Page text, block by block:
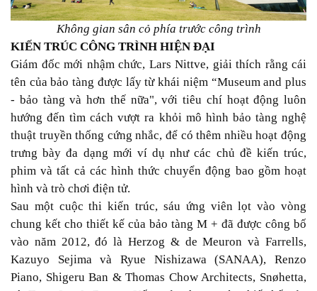
Không gian sân cỏ phía trước công trình
KIẾN TRÚC CÔNG TRÌNH HIỆN ĐẠI
Giám đốc mới nhậm chức, Lars Nittve, giải thích rằng cái
tên của bảo tàng được lấy từ khái niệm “Museum and plus
- bảo tàng và hơn thế nữa", với tiêu chí hoạt động luôn
hướng đến tìm cách vượt ra khỏi mô hình bảo tàng nghệ
thuật truyền thống cứng nhắc, để có thêm nhiều hoạt động
trưng bày đa dạng mới ví dụ như các chủ đề kiến trúc,
phim và tất cả các hình thức chuyển động bao gồm hoạt
hình và trò chơi điện tử.
Sau một cuộc thi kiến ​​trúc, sáu ứng viên lọt vào vòng
chung kết cho thiết kế của bảo tàng M + đã được công bố
vào năm 2012, đó là Herzog & de Meuron và Farrells,
Kazuyo Sejima và Ryue Nishizawa (SANAA), Renzo
Piano, Shigeru Ban & Thomas Chow Architects, Snøhetta,